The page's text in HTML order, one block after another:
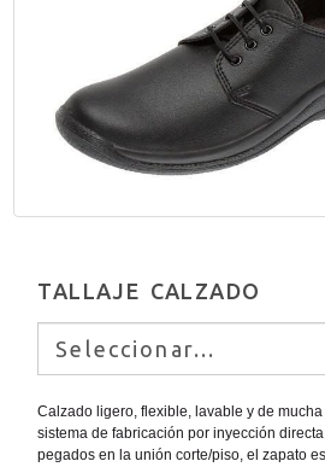
TALLAJE CALZADO
Calzado ligero, flexible, lavable y de
sistema de fabricación por inyección
pegados en la unión corte/piso, el zapato